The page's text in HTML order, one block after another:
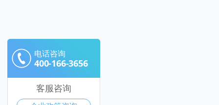
电话咨询
400-166-3656
客服咨询